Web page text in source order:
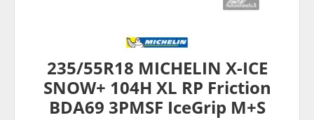
235/55R18 MICHELIN X-ICE
SNOW+ 104H XL RP Friction
BDA69 3PMSF IceGrip M+S